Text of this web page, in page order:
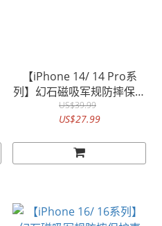
【iPhone 14/ 14 Pro系
列】幻石磁吸军规防摔保护
壳 核桃木 | hoda®
US$39.99
US$27.99